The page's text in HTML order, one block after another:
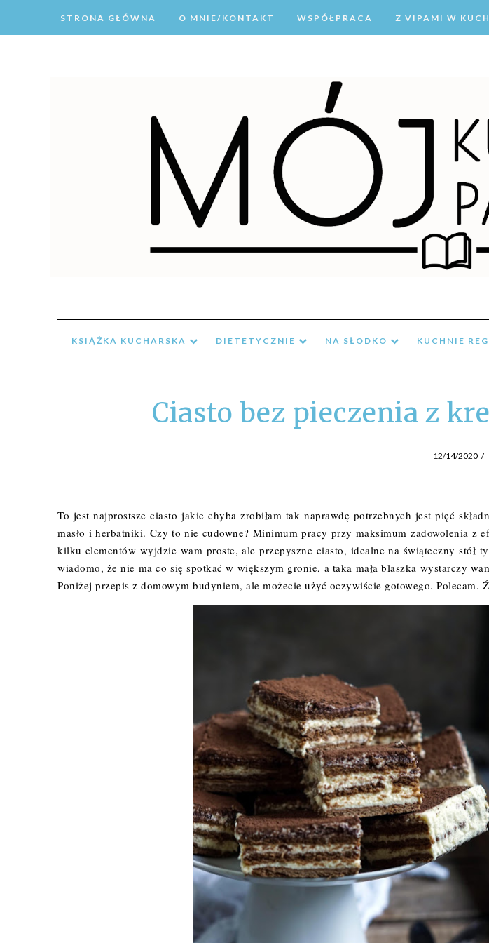
STRONA GŁÓWNA O MNIE/KONTAKT WSPÓŁPRACA Z VIPAMI W
KSIĄŻKA KUCHARSKA DIETETYCZNIE NA SŁODKO KUCHNIE
Ciasto bez pieczenia z
12/14/2020 /
To jest najprostsze ciasto jakie chyba zrobiłam tak naprawdę potrzebnych jest pięć
masło i herbatniki. Czy to nie cudowne? Minimum pracy przy maksimum zadowolenia z
kilku elementów wyjdzie wam proste, ale przepyszne ciasto, idealne na świąteczny stół
wiadomo, że nie ma co się spotkać w większym gronie, a taka mała blaszka wystarczy
Poniżej przepis z domowym budyniem, ale możecie użyć oczywiście gotowego. Polecam.